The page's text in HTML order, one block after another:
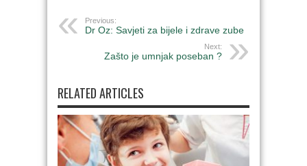
Previous:
Dr Oz: Savjeti za bijele i zdrave zube
Next:
Zašto je umnjak poseban ?
RELATED ARTICLES